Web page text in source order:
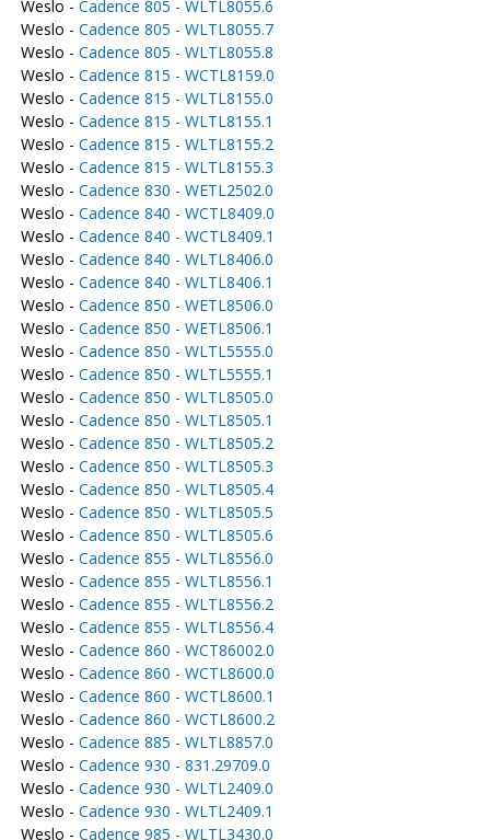
Weslo - Cadence 805 - WLTL8055.6
Weslo - Cadence 805 - WLTL8055.7
Weslo - Cadence 805 - WLTL8055.8
Weslo - Cadence 815 - WCTL8159.0
Weslo - Cadence 815 - WLTL8155.0
Weslo - Cadence 815 - WLTL8155.1
Weslo - Cadence 815 - WLTL8155.2
Weslo - Cadence 815 - WLTL8155.3
Weslo - Cadence 830 - WETL2502.0
Weslo - Cadence 840 - WCTL8409.0
Weslo - Cadence 840 - WCTL8409.1
Weslo - Cadence 840 - WLTL8406.0
Weslo - Cadence 840 - WLTL8406.1
Weslo - Cadence 850 - WETL8506.0
Weslo - Cadence 850 - WETL8506.1
Weslo - Cadence 850 - WLTL5555.0
Weslo - Cadence 850 - WLTL5555.1
Weslo - Cadence 850 - WLTL8505.0
Weslo - Cadence 850 - WLTL8505.1
Weslo - Cadence 850 - WLTL8505.2
Weslo - Cadence 850 - WLTL8505.3
Weslo - Cadence 850 - WLTL8505.4
Weslo - Cadence 850 - WLTL8505.5
Weslo - Cadence 850 - WLTL8505.6
Weslo - Cadence 855 - WLTL8556.0
Weslo - Cadence 855 - WLTL8556.1
Weslo - Cadence 855 - WLTL8556.2
Weslo - Cadence 855 - WLTL8556.4
Weslo - Cadence 860 - WCT86002.0
Weslo - Cadence 860 - WCTL8600.0
Weslo - Cadence 860 - WCTL8600.1
Weslo - Cadence 860 - WCTL8600.2
Weslo - Cadence 885 - WLTL8857.0
Weslo - Cadence 930 - 831.29709.0
Weslo - Cadence 930 - WLTL2409.0
Weslo - Cadence 930 - WLTL2409.1
Weslo - Cadence 985 - WLTL3430.0